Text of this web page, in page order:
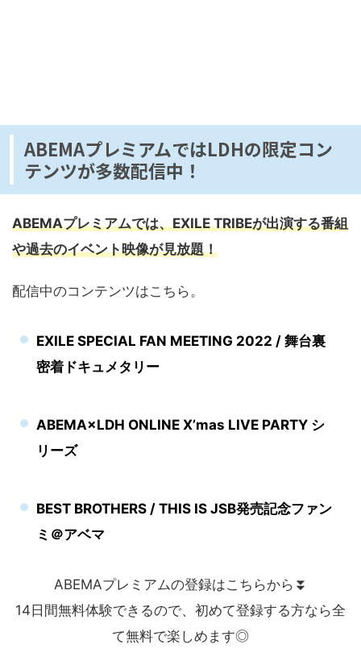
ABEMAプレミアムではLDHの限定コン
テンツが多数配信中！
ABEMAプレミアムでは、EXILE TRIBEが出演する番組
や過去のイベント映像が見放題！
配信中のコンテンツはこちら。
EXILE SPECIAL FAN MEETING 2022 / 舞台裏
密着ドキュメタリー
ABEMA×LDH ONLINE X’mas LIVE PARTY シ
リーズ
BEST BROTHERS / THIS IS JSB発売記念ファン
ミ＠アベマ
ABEMAプレミアムの登録はこちらから⏬
14日間無料体験できるので、初めて登録する方なら全
て無料で楽しめます◎